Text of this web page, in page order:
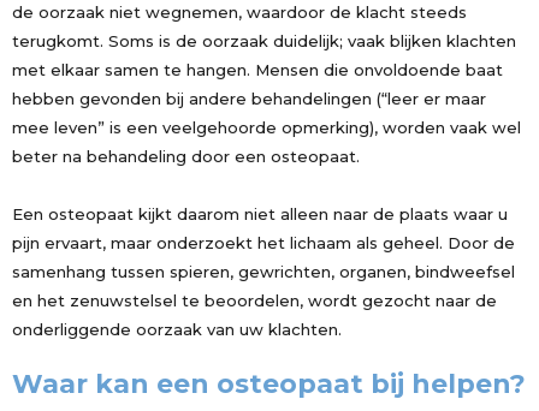
de oorzaak niet wegnemen, waardoor de klacht steeds
terugkomt. Soms is de oorzaak duidelijk; vaak blijken klachten
met elkaar samen te hangen. Mensen die onvoldoende baat
hebben gevonden bij andere behandelingen (“leer er maar
mee leven” is een veelgehoorde opmerking), worden vaak wel
beter na behandeling door een osteopaat.
Een osteopaat kijkt daarom niet alleen naar de plaats waar u
pijn ervaart, maar onderzoekt het lichaam als geheel. Door de
samenhang tussen spieren, gewrichten, organen, bindweefsel
en het zenuwstelsel te beoordelen, wordt gezocht naar de
onderliggende oorzaak van uw klachten.
Waar kan een osteopaat bij helpen?